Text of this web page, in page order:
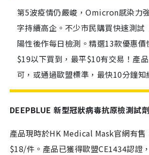
第5波疫情仍嚴峻，Omicron感染力
字持續高企。不少市民購買快速測試
陽性後作每日檢測。精選13款優惠
$19以下買到，最平$10有交易！產
可，或通過歐盟標準，最快10分鐘知
DEEPBLUE 新型冠狀病毒抗原檢測試劑
產品現時於HK Medical Mask官網有售
$18/件。產品已獲得歐盟CE1434認證